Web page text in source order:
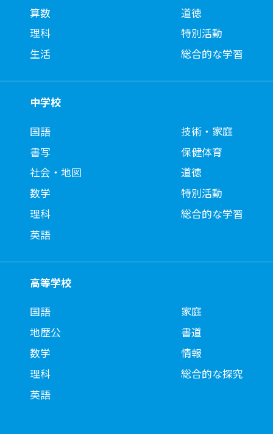
算数
理科
生活
道徳
特別活動
総合的な学習
中学校
国語
書写
社会・地図
数学
理科
英語
技術・家庭
保健体育
道徳
特別活動
総合的な学習
高等学校
国語
地歴公
数学
理科
英語
家庭
書道
情報
総合的な探究